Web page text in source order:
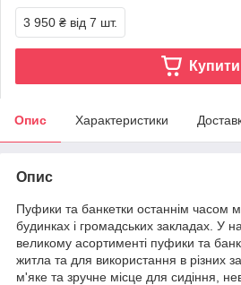
3 950 ₴ від 7 шт.
Купити
Опис Характеристики
Опис
Пуфики та банкетки останнім часом
будинках і громадських закладах. У
великому асортименті пуфики та
житла та для використання в різних
м'яке та зручне місце для сидіння,